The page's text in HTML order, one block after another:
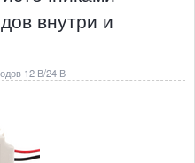
внутри и
12 В/24 В